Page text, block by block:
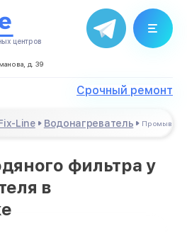
центров
д. 39
Срочный ремонт
Line Водонагреватель Промывка
фильтра у
в